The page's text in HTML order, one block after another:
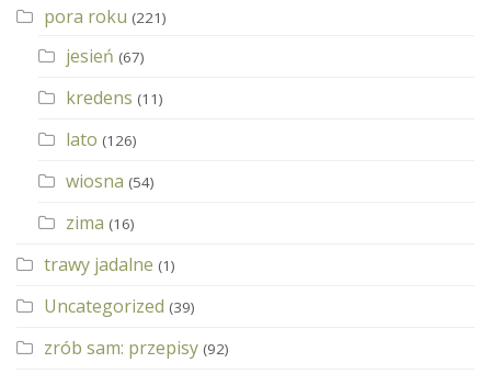
pora roku (221)
jesień (67)
kredens (11)
lato (126)
wiosna (54)
zima (16)
trawy jadalne (1)
Uncategorized (39)
zrób sam: przepisy (92)